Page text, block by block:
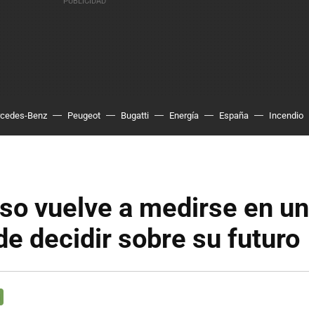
Benz Peugeot Bugatti Energía España Incendio
vuelve a medirse en un
decidir sobre su futuro